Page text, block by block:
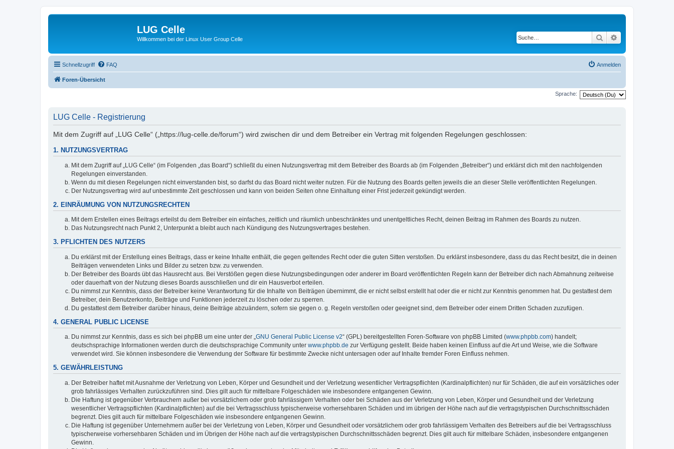
LUG Celle
Willkommen bei der Linux User Group Celle Suche
Schnellzugriff FAQ Anmelden
Foren-Übersicht
Sprache:
LUG Celle - Registrierung
Mit dem Zugriff auf „LUG Celle“ („https://lug-celle.de/forum“) wird zwischen dir und dem Betreiber ein Vertrag mit folgenden Regelungen geschlossen:
1. NUTZUNGSVERTRAG
Mit dem Zugriff auf „LUG Celle“ (im Folgenden „das Board“) schließt du einen Nutzungsvertrag mit dem Betreiber des Boards ab (im Folgenden „Betreiber“) und erklärst dich mit den nachfolgenden
Regelungen einverstanden.
Wenn du mit diesen Regelungen nicht einverstanden bist, so darfst du das Board nicht weiter nutzen. Für die Nutzung des Boards gelten jeweils die an dieser Stelle veröffentlichten Regelungen.
Der Nutzungsvertrag wird auf unbestimmte Zeit geschlossen und kann von beiden Seiten ohne Einhaltung einer Frist jederzeit gekündigt werden.
2. EINRÄUMUNG VON NUTZUNGSRECHTEN
Mit dem Erstellen eines Beitrags erteilst du dem Betreiber ein einfaches, zeitlich und räumlich unbeschränktes und unentgeltliches Recht, deinen Beitrag im Rahmen des Boards zu nutzen.
Das Nutzungsrecht nach Punkt 2, Unterpunkt a bleibt auch nach Kündigung des Nutzungsvertrages bestehen.
3. PFLICHTEN DES NUTZERS
Du erklärst mit der Erstellung eines Beitrags, dass er keine Inhalte enthält, die gegen geltendes Recht oder die guten Sitten verstoßen. Du erklärst insbesondere, dass du das Recht besitzt, die in deinen
Beiträgen verwendeten Links und Bilder zu setzen bzw. zu verwenden.
Der Betreiber des Boards übt das Hausrecht aus. Bei Verstößen gegen diese Nutzungsbedingungen oder anderer im Board veröffentlichten Regeln kann der Betreiber dich nach Abmahnung zeitweise
oder dauerhaft von der Nutzung dieses Boards ausschließen und dir ein Hausverbot erteilen.
Du nimmst zur Kenntnis, dass der Betreiber keine Verantwortung für die Inhalte von Beiträgen übernimmt, die er nicht selbst erstellt hat oder die er nicht zur Kenntnis genommen hat. Du gestattest dem
Betreiber, dein Benutzerkonto, Beiträge und Funktionen jederzeit zu löschen oder zu sperren.
Du gestattest dem Betreiber darüber hinaus, deine Beiträge abzuändern, sofern sie gegen o. g. Regeln verstoßen oder geeignet sind, dem Betreiber oder einem Dritten Schaden zuzufügen.
4. GENERAL PUBLIC LICENSE
Du nimmst zur Kenntnis, dass es sich bei phpBB um eine unter der „GNU General Public License v2“ (GPL) bereitgestellten Foren-Software von phpBB Limited (www.phpbb.com) handelt;
deutschsprachige Informationen werden durch die deutschsprachige Community unter www.phpbb.de zur Verfügung gestellt. Beide haben keinen Einfluss auf die Art und Weise, wie die Software
verwendet wird. Sie können insbesondere die Verwendung der Software für bestimmte Zwecke nicht untersagen oder auf Inhalte fremder Foren Einfluss nehmen.
5. GEWÄHRLEISTUNG
Der Betreiber haftet mit Ausnahme der Verletzung von Leben, Körper und Gesundheit und der Verletzung wesentlicher Vertragspflichten (Kardinalpflichten) nur für Schäden, die auf ein vorsätzliches oder
grob fahrlässiges Verhalten zurückzuführen sind. Dies gilt auch für mittelbare Folgeschäden wie insbesondere entgangenen Gewinn.
Die Haftung ist gegenüber Verbrauchern außer bei vorsätzlichem oder grob fahrlässigem Verhalten oder bei Schäden aus der Verletzung von Leben, Körper und Gesundheit und der Verletzung
wesentlicher Vertragspflichten (Kardinalpflichten) auf die bei Vertragsschluss typischerweise vorhersehbaren Schäden und im übrigen der Höhe nach auf die vertragstypischen Durchschnittsschäden
begrenzt. Dies gilt auch für mittelbare Folgeschäden wie insbesondere entgangenen Gewinn.
Die Haftung ist gegenüber Unternehmern außer bei der Verletzung von Leben, Körper und Gesundheit oder vorsätzlichem oder grob fahrlässigem Verhalten des Betreibers auf die bei Vertragsschluss
typischerweise vorhersehbaren Schäden und im Übrigen der Höhe nach auf die vertragstypischen Durchschnittsschäden begrenzt. Dies gilt auch für mittelbare Schäden, insbesondere entgangenen
Gewinn.